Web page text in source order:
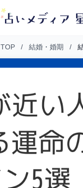
TOP / 結婚・婚期 /